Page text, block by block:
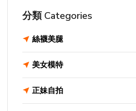
分類 Categories
絲襪美腿
美女模特
正妹自拍